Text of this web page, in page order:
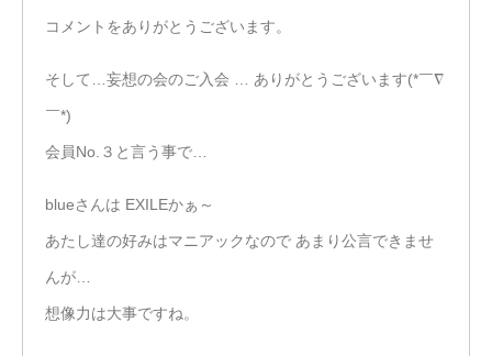
コメントをありがとうございます。
そして…妄想の会のご入会 … ありがとうございます(*￣∇
￣*)
会員No.３と言う事で…
blueさんは EXILEかぁ～
あたし達の好みはマニアックなので あまり公言できませ
んが…
想像力は大事ですね。